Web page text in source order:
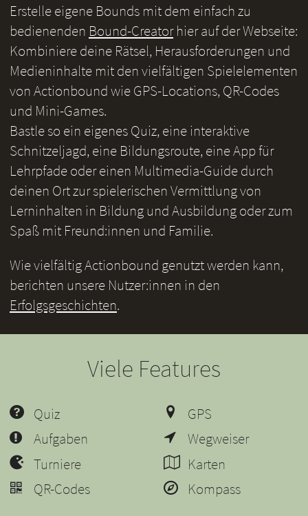
Erstelle eigene Bounds mit dem einfach zu
bedienenden Bound-Creatorhier auf der Webseite:
Kombiniere deine Rätsel, Herausforderungen und
Medieninhalte mit den vielfältigen Spielelementen
von Actionbound wie GPS-Locations, QR-Codes
und Mini-Games.
Bastle so ein eigenes Quiz, eine interaktive
Schnitzeljagd, eine Bildungsroute, eine App für
Lehrpfade oder einen Multimedia-Guide durch
deinen Ort zur spielerischen Vermittlung von
Lerninhalten in Bildung und Ausbildung oder zum
Spaß mit Freund:innen und Familie.
Wie vielfältig Actionbound genutzt werden kann,
berichten unsere Nutzer:innen in den
Erfolgsgeschichten.
Viele Features
Quiz
Aufgaben
Turniere
QR-Codes
GPS
Wegweiser
Karten
Kompass